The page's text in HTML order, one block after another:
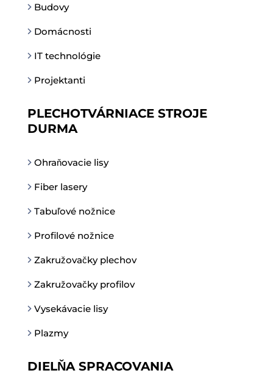
Budovy
Domácnosti
IT technológie
Projektanti
PLECHOTVÁRNIACE STROJE
DURMA
Ohraňovacie lisy
Fiber lasery
Tabuľové nožnice
Profilové nožnice
Zakružovačky plechov
Zakružovačky profilov
Vysekávacie lisy
Plazmy
DIELŇA SPRACOVANIA